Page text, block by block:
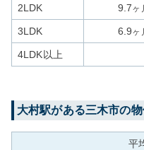
2LDK 9.7ヶ
3LDK 6.9ヶ
4LDK以上
大村駅がある三木市の
平